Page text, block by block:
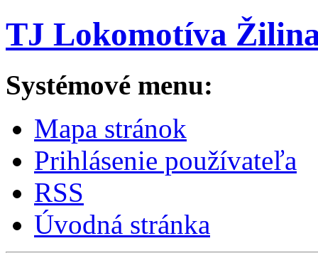
TJ Lokomotíva
Systémové menu:
Mapa stránok
Prihlásenie používateľa
RSS
Úvodná stránka